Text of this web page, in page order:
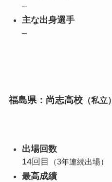
–
主な出身選手
–
福島県：尚志高校（私立）
出場回数
14回目
（3年連続出場）
最高成績